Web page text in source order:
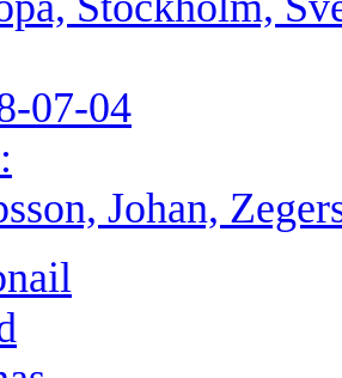
07-04
Johan,